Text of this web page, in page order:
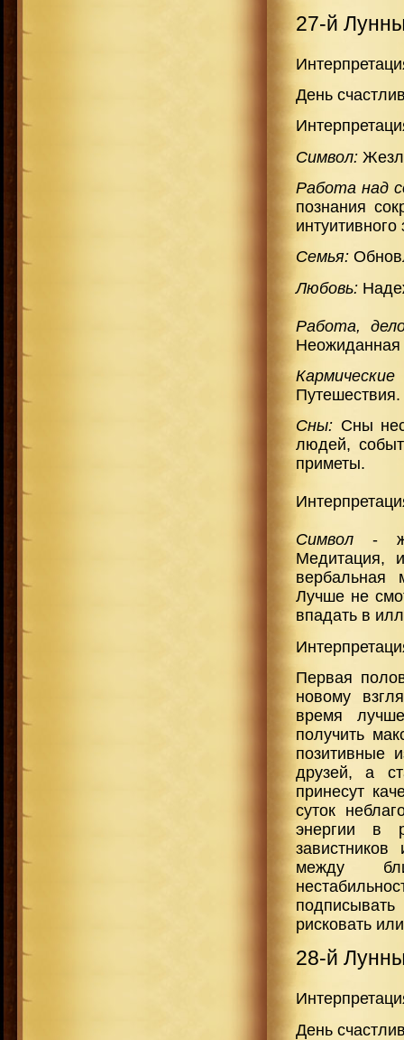
27-й
День
Символ: Жезл
Работа над
познания
Семья:
Любовь:
Работа,
Неожиданная
Сны: Сны
людей,
приметы.
Символ -
Медитация,
вербальная
Лучше не
впадать в
Первая
новому
время
получить
позитивные
друзей, а
принесут
суток
энергии в
между
рисковать
28-й
День